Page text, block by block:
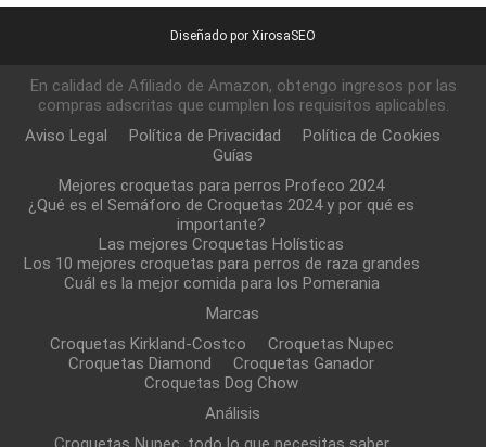
Diseñado por XirosaSEO
En calidad de Afiliado de Amazon, obtengo ingresos por las
compras adscritas que cumplen los requisitos aplicables.
Aviso Legal
Política de Privacidad
Política de Cookies
Guías
Mejores croquetas para perros Profeco 2024
¿Qué es el Semáforo de Croquetas 2024 y por qué es
importante?
Las mejores Croquetas Holísticas
Los 10 mejores croquetas para perros de raza grandes
Cuál es la mejor comida para los Pomerania
Marcas
Croquetas Kirkland-Costco
Croquetas Nupec
Croquetas Diamond
Croquetas Ganador
Croquetas Dog Chow
Análisis